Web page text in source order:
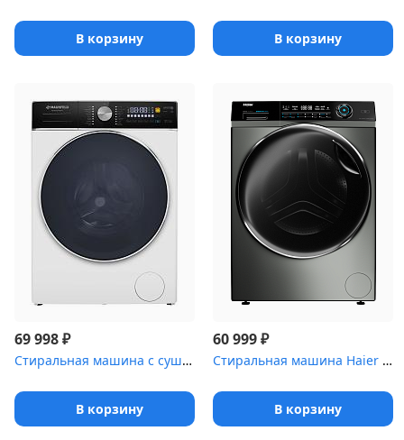
В корзину В корзину
69 998₽
Стиральная машина c сушкой и инвертором MAUNFELD MFWD14106WH03
В корзину
60 999₽
Стиральная машина Haier HW80-B14979S
В корзину